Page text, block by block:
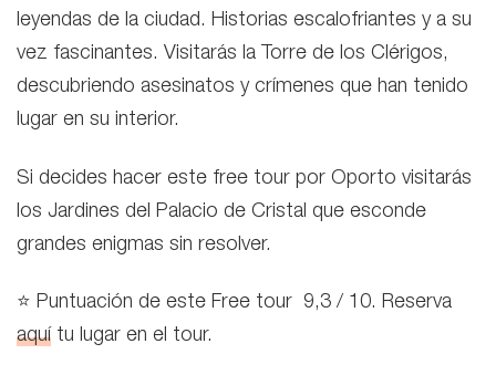
leyendas de la ciudad. Historias escalofriantes y a su
vez fascinantes. Visitarás la Torre de los Clérigos,
descubriendo asesinatos y crímenes que han tenido
lugar en su interior.
Si decides hacer este free tour por Oporto visitarás
los Jardines del Palacio de Cristal que esconde
grandes enigmas sin resolver.
⭐ Puntuación de este Free tour 9,3 / 10. Reserva
aquí tu lugar en el tour.